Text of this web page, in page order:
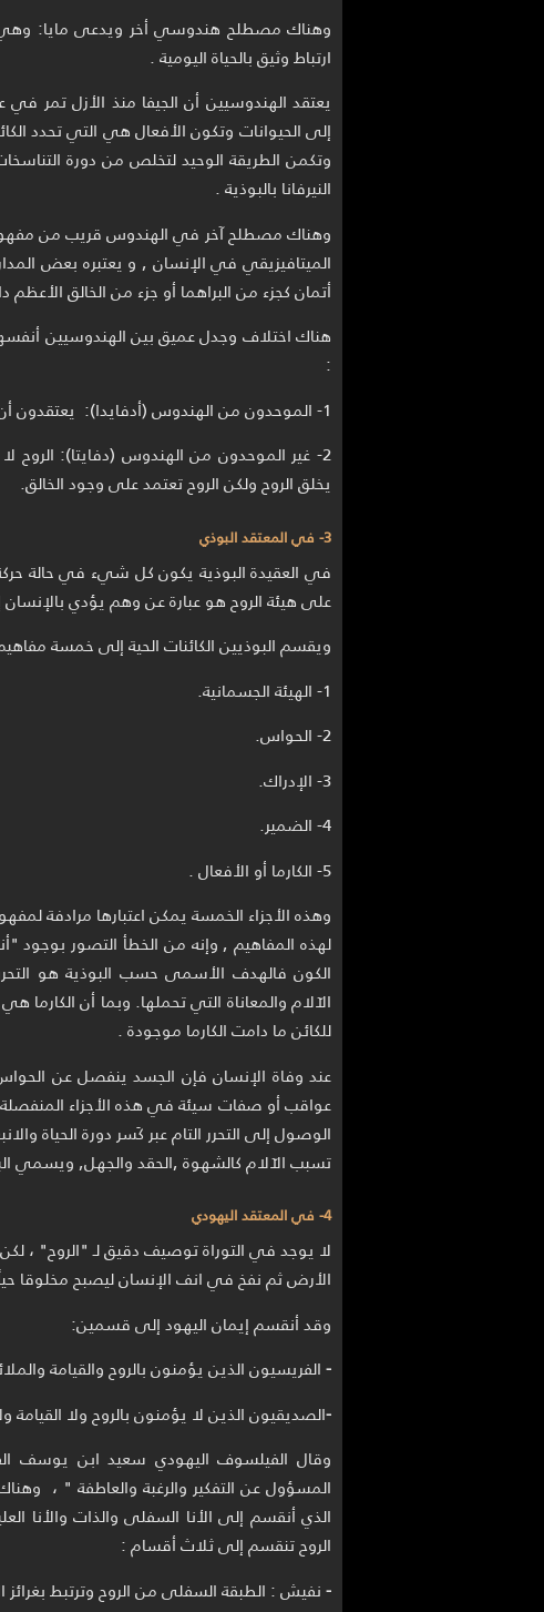
وهناك مصطلح هندوسي أخر ويدعى مايا:
ارتباط وثيق بالحياة اليومية .
يعتقد الهندوسيين أن الجيفا منذ الأزل تمر
إلى الحيوانات وتكون الأفعال هي التي تحدد
وتكمن الطريقة الوحيد لتخلص من دورة
النيرفانا بالبوذية .
الميتافيزيقي في الإنسان , و يعتبره بعض
أتمان كجزء من البراهما أو جزء من الخالق
هناك اختلاف وجدل عميق بين الهندوسيين
:
1- الموحدون من الهندوس (أدفايدا): يعتقدون أن الروح ستتحد في النهاية مع الخالق الأعظم.
2- غير الموحدون من الهندوس (دفايتا): الروح
يخلق الروح ولكن الروح تعتمد على وجود الخالق.
3- في المعتقد البوذي
في العقيدة البوذية يكون كل شيء في حالة حركة
على هيئة الروح هو عبارة عن وهم يؤدي
ويقسم البوذيين الكائنات الحية إلى خمسة
1- الهيئة الجسمانية.
2- الحواس.
3- الإدراك.
4- الضمير.
5- الكارما أو الأفعال .
وهذه الأجزاء الخمسة يمكن اعتبارها مرادفة
لهذه المفاهيم , وإنه من الخطأ التصور بوجود
الكون فالهدف الأسمى حسب البوذية هو
الآلام والمعاناة التي تحملها. وبما أن
للكائن ما دامت الكارما موجودة .
عند وفاة الإنسان فإن الجسد ينفصل عن
عواقب أو صفات سيئة في هذه الأجزاء
الوصول إلى التحرر التام عبر كَسر دورة الحياة
تسبب الآلام كالشهوة ,الحقد والجهل, ويسمي
4- في المعتقد اليهودي
لا يوجد في التوراة توصيف دقيق لـ "الروح" ،
الأرض ثم نفخ في انف الإنسان ليصبح مخلوقا
وقد أنقسم إيمان اليهود إلى قسمين:
-الفريسيون الذين يؤمنون بالروح والقيامة
-الصديقيون الذين لا يؤمنون بالروح ولا القيامة
وقال الفيلسوف اليهودي سعيد ابن يوسف
المسؤول عن التفكير والرغبة والعاطفة " ،
الذي أنقسم إلى الأنا السفلى والذات والأنا
الروح تنقسم إلى ثلاث أقسام :
-نفيش : الطبقة السفلى من الروح وترتبط